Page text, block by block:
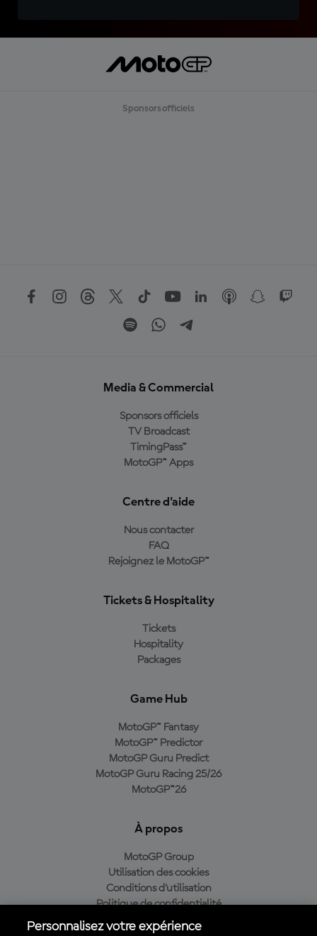
Sponsors officiels
Media & Commercial
Sponsors officiels
TV Broadcast
TimingPass™
MotoGP™ Apps
Centre d'aide
Nous contacter
FAQ
Rejoignez le MotoGP™
Tickets & Hospitality
Tickets
Hospitality
Packages
Game Hub
MotoGP™ Fantasy
MotoGP™ Predictor
MotoGP Guru Predict
MotoGP Guru Racing 25/26
MotoGP™26
À propos
MotoGP Group
Utilisation des cookies
Conditions d'utilisation
Politique de confidentialité
Politique d’achat
Personnalisez votre expérience